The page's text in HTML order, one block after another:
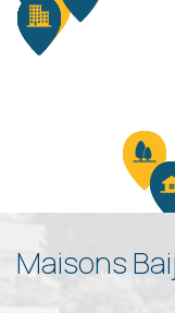
Maisons